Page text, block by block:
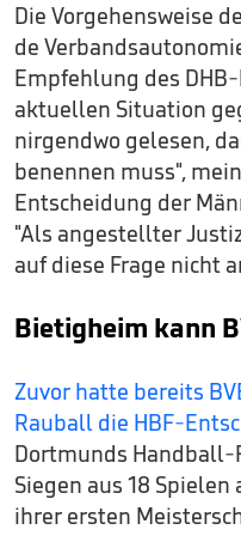
Die Vorgehensweise
de
Empfehlung des
aktuellen Situation
nirgendwo gelesen,
benennen muss",
Entscheidung der
"Als angestellter
auf diese Frage nicht
Bietigheim kann
Zuvor hatte bereits
Rauball die HBF-
Dortmunds Handball-
Siegen aus 18
ihrer ersten